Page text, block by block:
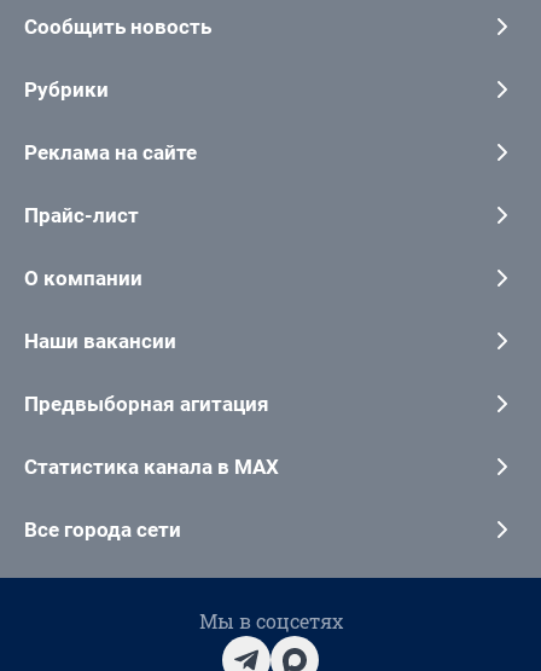
Сообщить новость
Рубрики
Реклама на сайте
Прайс-лист
О компании
Наши вакансии
Предвыборная агитация
Статистика канала в MAX
Все города сети
Мы в соцсетях